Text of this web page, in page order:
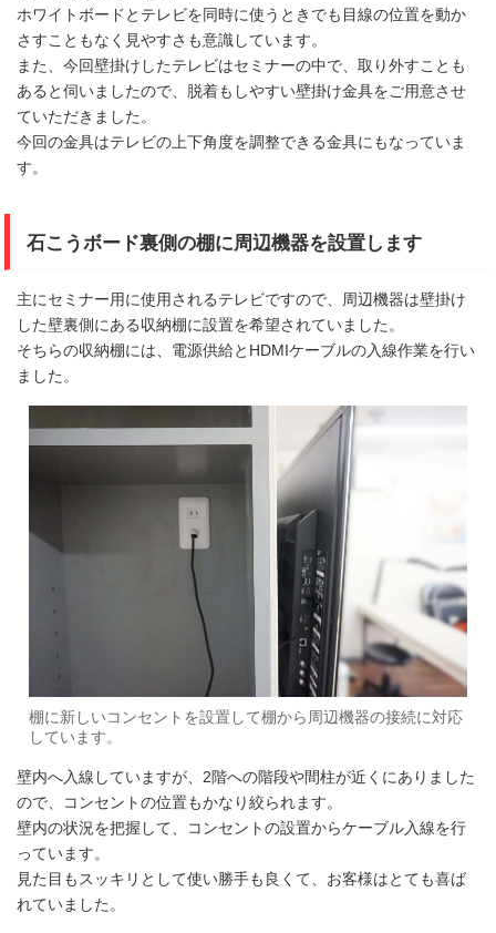
ホワイトボードとテレビを同時に使うときでも目線の位置を動か
さすこともなく見やすさも意識しています。
また、今回壁掛けしたテレビはセミナーの中で、取り外すことも
あると伺いましたので、脱着もしやすい壁掛け金具をご用意させ
ていただきました。
今回の金具はテレビの上下角度を調整できる金具にもなっていま
す。
石こうボード裏側の棚に周辺機器を設置します
主にセミナー用に使用されるテレビですので、周辺機器は壁掛け
した壁裏側にある収納棚に設置を希望されていました。
そちらの収納棚には、電源供給とHDMIケーブルの入線作業を行い
ました。
棚に新しいコンセントを設置して棚から周辺機器の接続に対応
しています。
壁内へ入線していますが、2階への階段や間柱が近くにありました
ので、コンセントの位置もかなり絞られます。
壁内の状況を把握して、コンセントの設置からケーブル入線を行
っています。
見た目もスッキリとして使い勝手も良くて、お客様はとても喜ば
れていました。